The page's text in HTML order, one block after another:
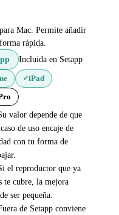
Mac. Permite añadir
rápida.
Incluida en Setapp
✓iPad
valor depende de que
de uso encaje de
con tu forma de
el reproductor que ya
te cubre, la mejora
ser pequeña.
de Setapp conviene